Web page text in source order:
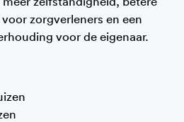
zorgverleners en een
voor de eigenaar.